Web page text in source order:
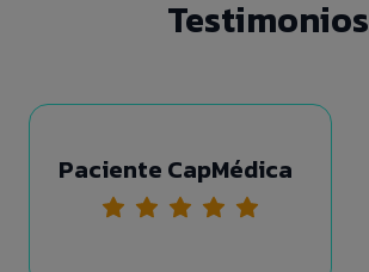
Testimonios
Paciente CapMédica